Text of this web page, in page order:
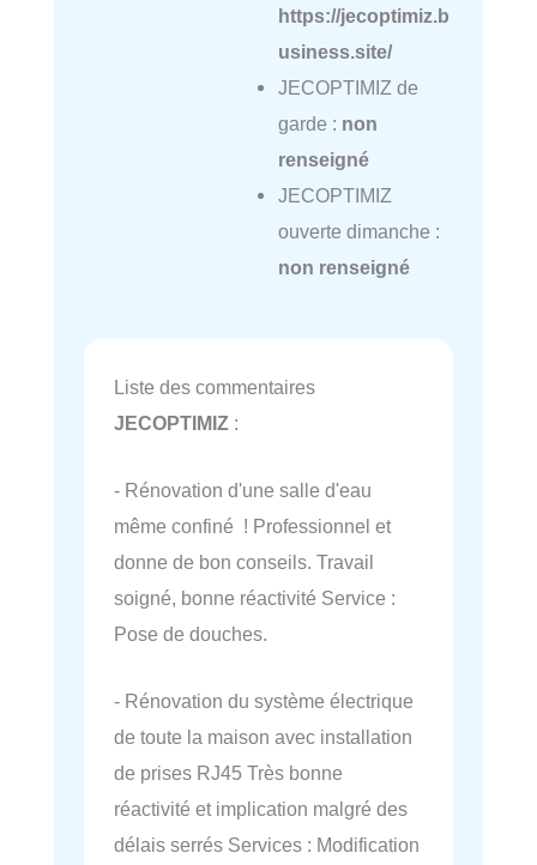
https://jecoptimiz.b
usiness.site/
JECOPTIMIZ de
garde : non
renseigné
JECOPTIMIZ
ouverte dimanche :
non renseigné
Liste des commentaires
JECOPTIMIZ :
- Rénovation d'une salle d'eau
même confiné ! Professionnel et
donne de bon conseils. Travail
soigné, bonne réactivité Service :
Pose de douches.
- Rénovation du système électrique
de toute la maison avec installation
de prises RJ45 Très bonne
réactivité et implication malgré des
délais serrés Services : Modification